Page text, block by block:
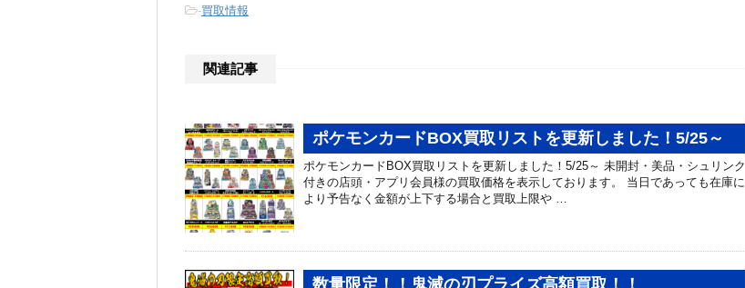
-買取情報
関連記事
ポケモンカードBOX買取リストを更新しました！5/25～
ポケモンカードBOX買取リストを更新しました！5/25～ 未開封・美品・シュリンク
付きの店頭・アプリ会員様の買取価格を表示しております。 当日であっても在庫に
より予告なく金額が上下する場合と買取上限や …
数量限定！！鬼滅の刃プライズ高額買取！！